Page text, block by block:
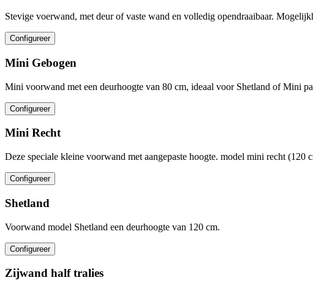
Stevige voerwand, met deur of vaste wand en volledig opendraaibaar.
Configureer
Mini Gebogen
Mini voorwand met een deurhoogte van 80 cm, ideaal voor Shetland of Mini
Configureer
Mini Recht
Deze speciale kleine voorwand met aangepaste hoogte. model mini recht (120
Configureer
Shetland
Voorwand model Shetland een deurhoogte van 120 cm.
Configureer
Zijwand half tralies